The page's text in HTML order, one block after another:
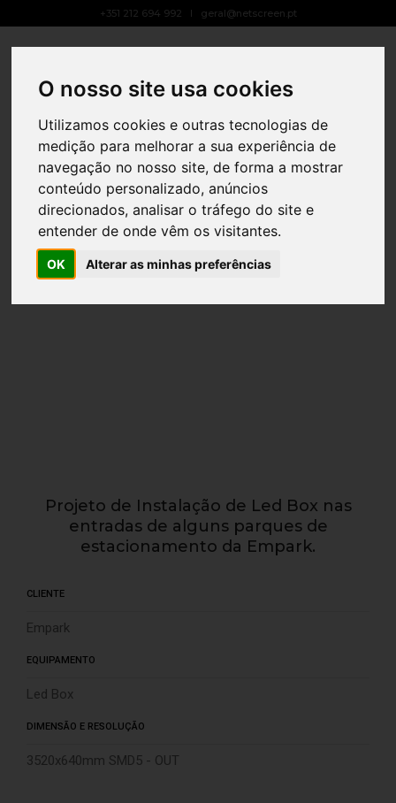
O nosso site usa cookies
Utilizamos cookies e outras tecnologias de
medição para melhorar a sua experiência de
navegação no nosso site, de forma a mostrar
conteúdo personalizado, anúncios
direcionados, analisar o tráfego do site e
entender de onde vêm os visitantes.
OK Alterar as minhas preferências
+351 212 694 992 geral@netscreen.pt
Projeto de Instalação de Led Box nas
entradas de alguns parques de
estacionamento da Empark.
CLIENTE
Empark
EQUIPAMENTO
Led Box
DIMENSÃO E RESOLUÇÃO
3520x640mm SMD5 - OUT